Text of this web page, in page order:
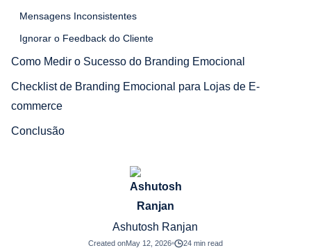
Ashutosh Ranjan
Created onMay 12, 2026 24 min read
Mensagens Inconsistentes
Ignorar o Feedback do Cliente
Como Medir o Sucesso do Branding Emocional
Checklist de Branding Emocional para Lojas de E-
commerce
Conclusão